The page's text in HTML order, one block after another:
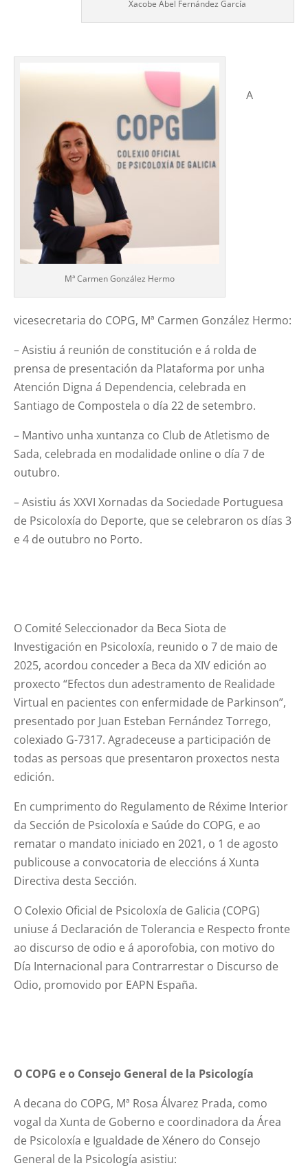
Xacobe Abel Fernández García
Mª Carmen González Hermo
A
vicesecretaria do COPG, Mª Carmen González Hermo:
– Asistiu á reunión de constitución e á rolda de
prensa de presentación da Plataforma por unha
Atención Digna á Dependencia, celebrada en
Santiago de Compostela o día 22 de setembro.
– Mantivo unha xuntanza co Club de Atletismo de
Sada, celebrada en modalidade online o día 7 de
outubro.
– Asistiu ás XXVI Xornadas da Sociedade Portuguesa
de Psicoloxía do Deporte, que se celebraron os días 3
e 4 de outubro no Porto.
O Comité Seleccionador da Beca Siota de
Investigación en Psicoloxía, reunido o 7 de maio de
2025, acordou conceder a Beca da XIV edición ao
proxecto “Efectos dun adestramento de Realidade
Virtual en pacientes con enfermidade de Parkinson”,
presentado por Juan Esteban Fernández Torrego,
colexiado G-7317. Agradeceuse a participación de
todas as persoas que presentaron proxectos nesta
edición.
En cumprimento do Regulamento de Réxime Interior
da Sección de Psicoloxía e Saúde do COPG, e ao
rematar o mandato iniciado en 2021, o 1 de agosto
publicouse a convocatoria de eleccións á Xunta
Directiva desta Sección.
O Colexio Oficial de Psicoloxía de Galicia (COPG)
uniuse á Declaración de Tolerancia e Respecto fronte
ao discurso de odio e á aporofobia, con motivo do
Día Internacional para Contrarrestar o Discurso de
Odio, promovido por EAPN España.
O COPG e o Consejo General de la Psicología
A decana do COPG, Mª Rosa Álvarez Prada, como
vogal da Xunta de Goberno e coordinadora da Área
de Psicoloxía e Igualdade de Xénero do Consejo
General de la Psicología asistiu: